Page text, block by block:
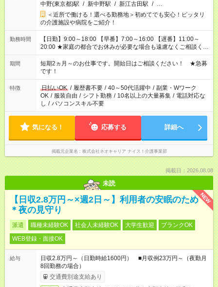
中野(東京都)駅 / 新中野駅 / 新江古田駅 / …
＜近所で働ける！選べる勤務地＞初めてでも安心！ピッタリ
の介護施設や病院をご紹介！
勤務時間
【日勤】9:00～18:00 【早番】7:00～16:00 【遅番】11:00～
20:00 ★家庭の都合でお休みが必要な場合も遠慮なくご相談くだ
さい。
期間
短期2ヵ月～のお仕事です。開始日はご相談ください！ ★急募
です！
特徴 日払いOK / 履歴書不要 / 40～50代活躍中 / 副業・Wワーク
OK / 服装自由 / シフト勤務 / 10名以上の大量募集 / 電話対応な
し / パソコンスキル不要
気になる！ 応募する 詳細へ
掲載元企業名 株式会社ネオキャリア ナイス！介護事業部
掲載日：2026.08.08
未読
NEW
【日収2.8万円～×週2日～】利用者の安眠のため
＊夜の見守り
派遣 職種未経験OK 社会人未経験OK 大学生歓迎
ブランクOK
WEB登録・面接OK
給与
日収2.8万円～（日勤時給1600円） ■月収例23万円～（夜勤月
8回勤務の場合）
交通費別途支給あり